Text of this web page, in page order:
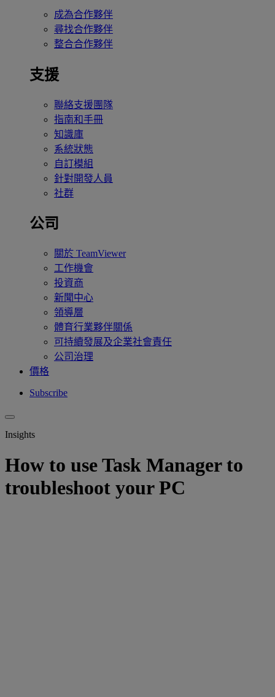
成為合作夥伴
尋找合作夥伴
整合合作夥伴
支援
聯絡支援團隊
指南和手冊
知識庫
系統狀態
自訂模組
針對開發人員
社群
公司
關於 TeamViewer
工作機會
投資商
新聞中心
領導層
體育行業夥伴關係
可持續發展及企業社會責任
公司治理
價格
Subscribe
Insights
How to use Task Manager to
troubleshoot your PC